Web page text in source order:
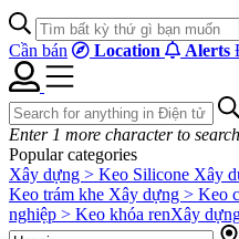
Cần bán Location Alerts
Enter 1 more character to
Popular categories
Xây dựng > Keo Silicone Xây
Keo trám khe Xây dựng > Keo
nghiệp > Keo khóa renXây